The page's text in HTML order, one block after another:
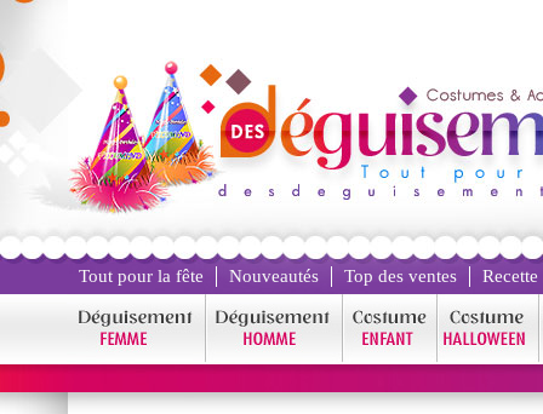
Tout pour la fête Nouveautés Top des ventes